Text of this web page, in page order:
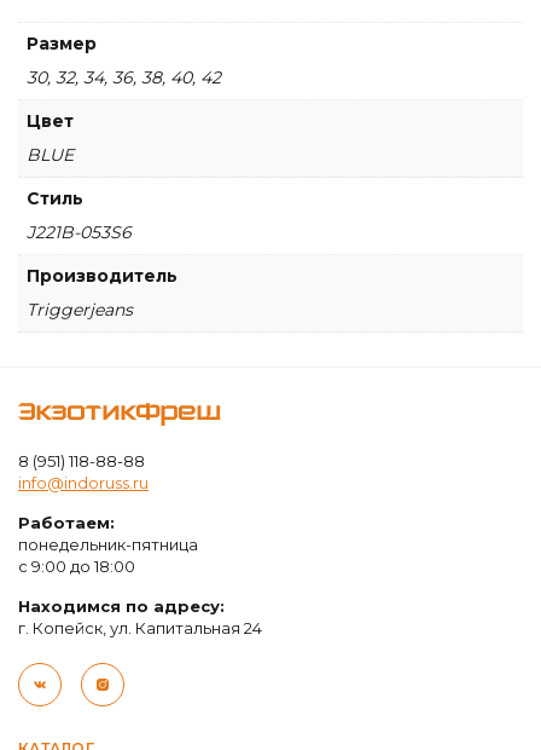
Размер
30, 32, 34, 36, 38, 40, 42
Цвет
BLUE
Стиль
J221B-053S6
Производитель
Triggerjeans
ЭкзотикФреш
8 (951) 118-88-88
info@indoruss.ru
Работаем:
понедельник-пятница
с 9:00 до 18:00
Находимся по адресу:
г. Копейск, ул. Капитальная 24